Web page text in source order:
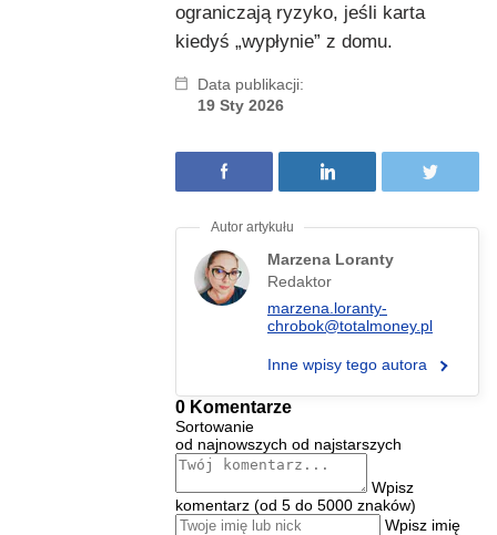
ograniczają ryzyko, jeśli karta
kiedyś „wypłynie” z domu.
Data publikacji:
19 Sty 2026
Marzena Loranty
Redaktor
marzena.loranty-
chrobok@totalmoney.pl
Inne wpisy tego autora
0 Komentarze
Sortowanie
od najnowszych od najstarszych
Wpisz
komentarz (od 5 do 5000 znaków)
Wpisz imię